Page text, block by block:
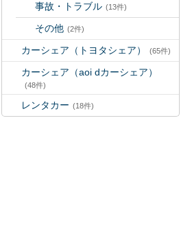
事故・トラブル (13件)
その他 (2件)
カーシェア（トヨタシェア） (65件)
カーシェア（aoi dカーシェア）
(48件)
レンタカー (18件)